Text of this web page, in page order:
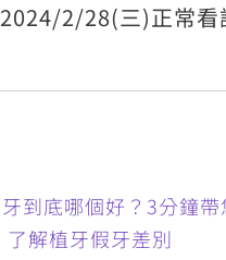
2/28(三)正常看
到底哪個好？3分鐘帶
了解植牙假牙差別